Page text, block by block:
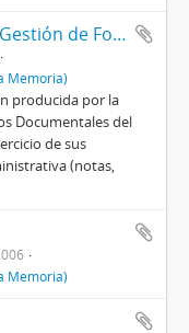
Sección Dirección Nacional de Gestión de Fondos Documentales del ANM
Memoria)
producida por la
Documentales del
de sus
(notas,
Memoria)